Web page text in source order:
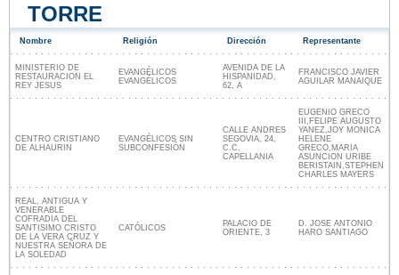
TORRE
Nombre Religión Dirección Representante
MINISTERIO DE
RESTAURACION EL
REY JESUS
EVANGÉLICOS
EVANGÉLICOS
AVENIDA DE LA
HISPANIDAD,
62, A
FRANCISCO JAVIER
AGUILAR MANAIQUE
CENTRO CRISTIANO
DE ALHAURIN
EVANGÉLICOS SIN
SUBCONFESIÓN
CALLE ANDRES
SEGOVIA, 24,
C.C.
CAPELLANIA
EUGENIO GRECO
III,FELIPE AUGUSTO
YANEZ,JOY MONICA
HELENE
GRECO,MARIA
ASUNCION URIBE
BERISTAIN,STEPHEN
CHARLES MAYERS
REAL, ANTIGUA Y
VENERABLE
COFRADIA DEL
SANTISIMO CRISTO
DE LA VERA CRUZ Y
NUESTRA SEÑORA DE
LA SOLEDAD
CATÓLICOS
PALACIO DE
ORIENTE, 3
D. JOSE ANTONIO
HARO SANTIAGO